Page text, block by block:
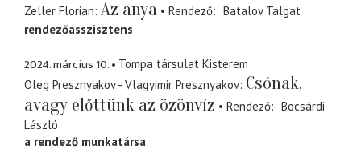
Zeller Florian Az anya Rendező
Batalov Talgat
rendezőasszisztens
2024. március 10.
Tompa társulat Kisterem
Oleg Presznyakov - Vlagyimir Presznyakov Csónak,
avagy előttünk az özönvíz
Rendező
Bocsárdi
László
a rendező munkatársa